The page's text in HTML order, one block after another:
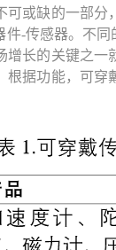
可或缺的一部分
-传感器。不
增长的关键之
根据功能，可